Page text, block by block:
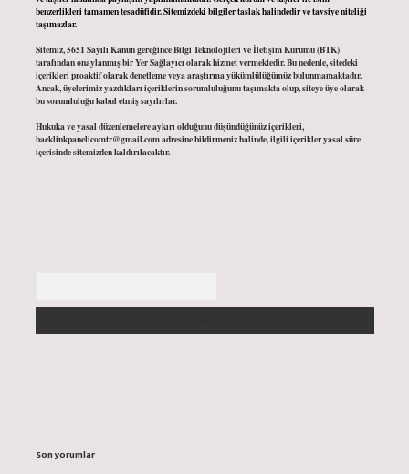
benzerlikleri tamamen tesadüfidir. Sitemizdeki bilgiler taslak halindedir ve tavsiye niteliği
taşımazlar.
Sitemiz, 5651 Sayılı Kanun gereğince Bilgi Teknolojileri ve İletişim Kurumu (BTK)
tarafından onaylanmış bir Yer Sağlayıcı olarak hizmet vermektedir. Bu nedenle, sitedeki
içerikleri proaktif olarak denetleme veya araştırma yükümlülüğümüz bulunmamaktadır.
Ancak, üyelerimiz yazdıkları içeriklerin sorumluluğunu taşımakta olup, siteye üye olarak
bu sorumluluğu kabul etmiş sayılırlar.
Hukuka ve yasal düzenlemelere aykırı olduğunu düşündüğünüz içerikleri,
backlinkpanelicomtr@gmail.comadresine bildirmeniz halinde, ilgili içerikler yasal süre
içerisinde sitemizden kaldırılacaktır.
Son yorumlar